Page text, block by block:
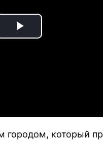
Play
городом, который